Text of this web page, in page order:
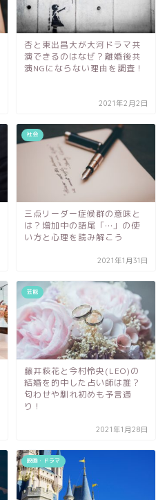
杏と東出昌大が大河ドラマ共
演できるのはなぜ？離婚後共
演NGにならない理由を調査！
2021年2月2日
社会
三点リーダー症候群の意味と
は？増加中の語尾「…」の使
い方と心理を読み解こう
2021年1月31日
芸能
藤井萩花と今村怜央(LEO)の
結婚を的中した占い師は誰？
匂わせや馴れ初めも予言通
り！
2021年1月28日
映画・ドラマ